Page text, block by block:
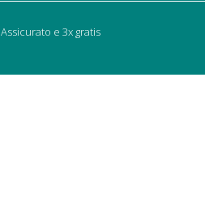
Assicurato e 3x gratis